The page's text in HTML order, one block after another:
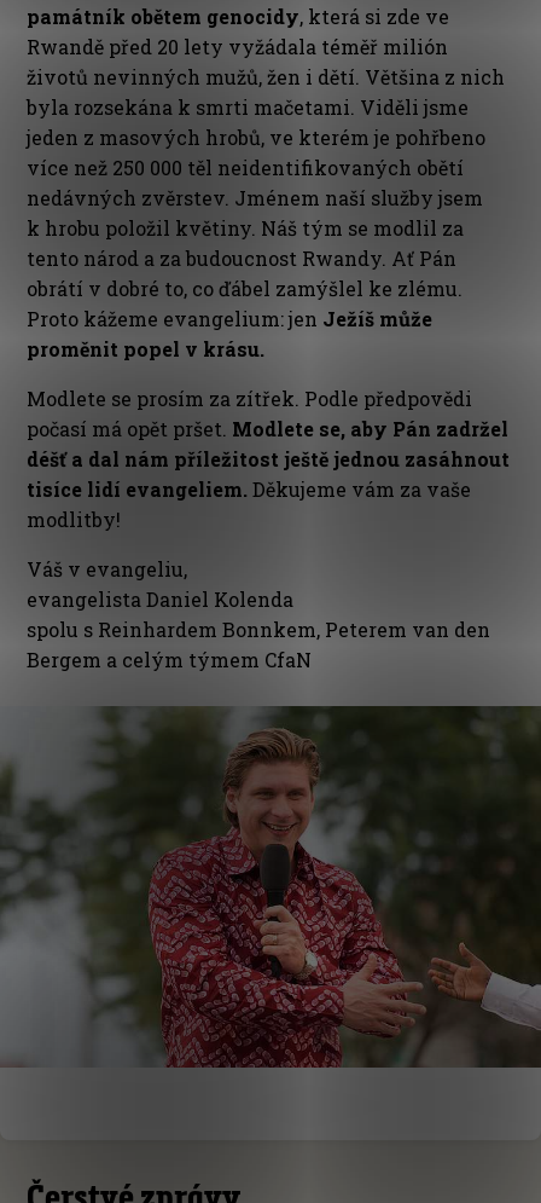
památník obětem genocidy, která si zde ve
Rwandě před 20 lety vyžádala téměř milión
životů nevinných mužů, žen i dětí. Většina z nich
byla rozsekána k smrti mačetami. Viděli jsme
jeden z masových hrobů, ve kterém je pohřbeno
více než 250 000 těl neidentifikovaných obětí
nedávných zvěrstev. Jménem naší služby jsem
k hrobu položil květiny. Náš tým se modlil za
tento národ a za budoucnost Rwandy. Ať Pán
obrátí v dobré to, co ďábel zamýšlel ke zlému.
Proto kážeme evangelium: jen Ježíš může
proměnit popel v krásu.
Modlete se prosím za zítřek. Podle předpovědi
počasí má opět pršet. Modlete se, aby Pán zadržel
déšť a dal nám příležitost ještě jednou zasáhnout
tisíce lidí evangeliem. Děkujeme vám za vaše
modlitby!
Váš v evangeliu,
evangelista Daniel Kolenda
spolu s Reinhardem Bonnkem, Peterem van den
Bergem a celým týmem CfaN